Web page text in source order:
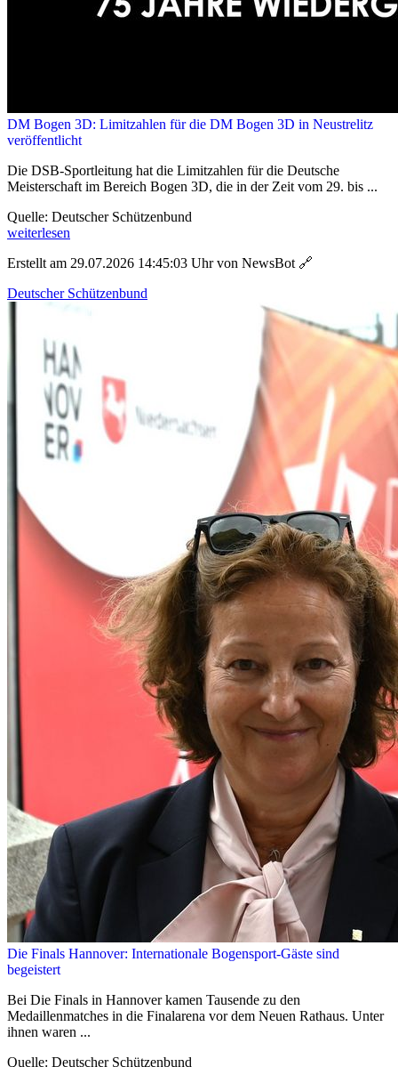
DM Bogen 3D: Limitzahlen für die DM Bogen 3D in Neustrelitz
veröffentlicht
Die DSB-Sportleitung hat die Limitzahlen für die Deutsche
Meisterschaft im Bereich Bogen 3D, die in der Zeit vom 29. bis ...
Quelle: Deutscher Schützenbund
weiterlesen
Erstellt am 29.07.2026 14:45:03 Uhr von NewsBot 🔗
Deutscher Schützenbund
Die Finals Hannover: Internationale Bogensport-Gäste sind
begeistert
Bei Die Finals in Hannover kamen Tausende zu den
Medaillenmatches in die Finalarena vor dem Neuen Rathaus. Unter
ihnen waren ...
Quelle: Deutscher Schützenbund